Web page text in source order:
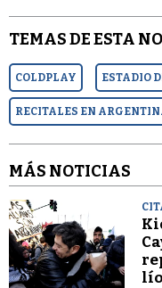
TEMAS DE ESTA
COLDPLAY ESTADIO
RECITALES EN
MÁS NOTICIAS